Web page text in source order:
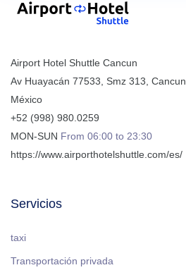
Airport Hotel Shuttle Cancun
Av Huayacán 77533, Smz 313 Cancun
México
+52 (998) 980.0259
MON-SUN From 06:00 to 23:30
https://www.airporthotelshuttle.com/es/
Servicios
taxi
Transportación privada